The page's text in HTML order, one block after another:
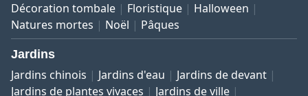
Décoration tombale
Floristique
Halloween
Natures mortes
Noël Pâques
Jardins
Jardins chinois Jardins d'eau
Jardins de devant
Jardins de plantes vivaces
Jardins de ville